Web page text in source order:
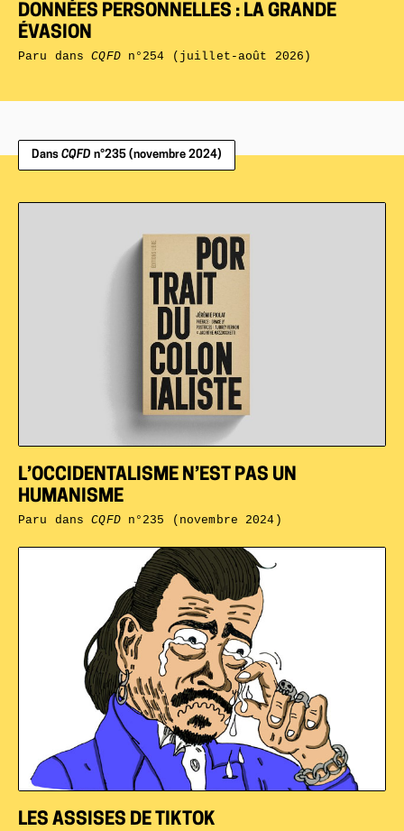
DONNÉES PERSONNELLES : LA GRANDE
ÉVASION
Paru dansCQFDn°254 (juillet-août 2026)
Dans CQFD n°235 (novembre 2024)
LES ASSISES DE TIKTOK
L’OCCIDENTALISME N’EST PAS UN
HUMANISME
Paru dansCQFDn°235 (novembre 2024)